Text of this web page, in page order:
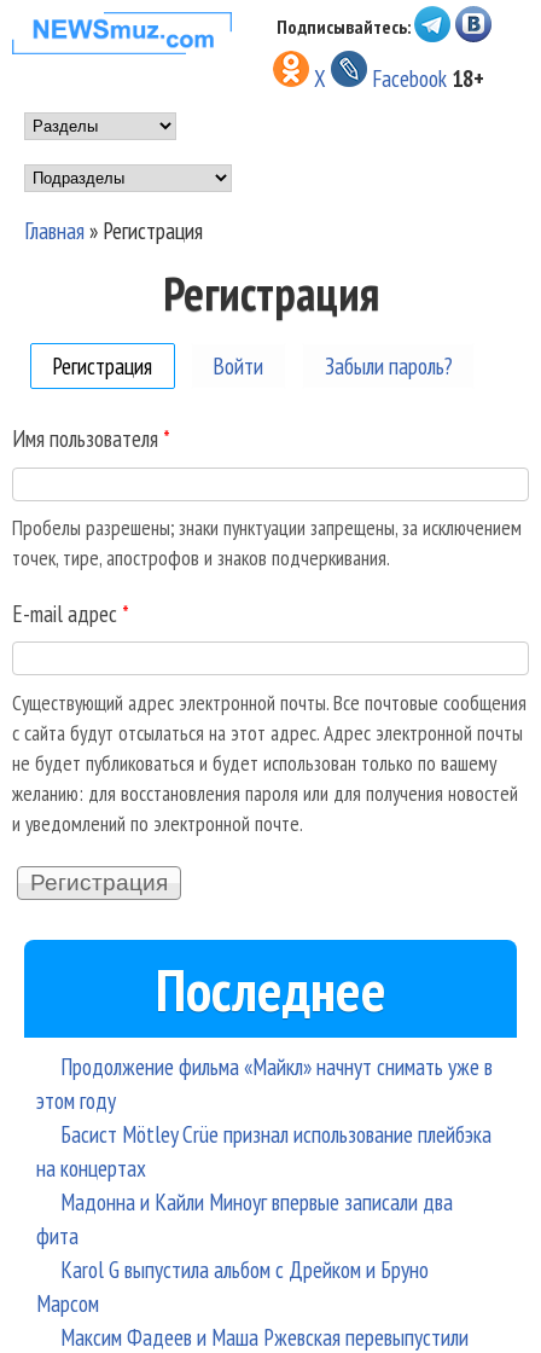
Перейти к основному
содержанию
НОВОСТИ
МУЗЫКИ И
ШОУ БИЗНЕСА
NEWSMUZ.COM
Подписывайтесь:
X Facebook 18+
Main menu
Подразделы
Главная» Регистрация
Регистрация
Регистрация (активная вкладка)
Войти Забыли пароль?
Имя пользователя *
Пробелы разрешены; знаки пунктуации запрещены, за исключением
точек, тире, апострофов и знаков подчеркивания.
E-mail адрес *
Существующий адрес электронной почты. Все почтовые сообщения
с сайта будут отсылаться на этот адрес. Адрес электронной почты
не будет публиковаться и будет использован только по вашему
желанию: для восстановления пароля или для получения новостей
и уведомлений по электронной почте.
Последнее
Продолжение фильма «Майкл» начнут снимать уже в
этом году
Басист Mötley Crüe признал использование плейбэка
на концертах
Мадонна и Кайли Миноуг впервые записали два
фита
Karol G выпустила альбом с Дрейком и Бруно
Марсом
Максим Фадеев и Маша Ржевская перевыпустили